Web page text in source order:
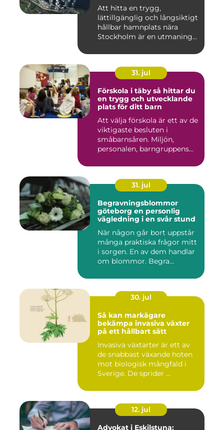
Att hitta en trygg,
lättillgänglig och långsiktigt
hållbar hamnplats nära
Stockholm är en utmaning
31. jul
Förskola i täby så hittar du
en trygg och utvecklande
plats för ditt barn
Att välja förskola är ett av de
viktigaste besluten i
småbarnsåren. Miljön,
personalen, barngruppens...
31. jul
Begravningsblommor
göteborg en personlig
vägledning i en svår stund
När någon går bort uppstår
många praktiska frågor mitt
i sorgen. En av dem handlar
om blommor. Begra...
30. jul
Så kan markägare
bekämpa invasiva växter
på ett hållbart sätt
Invasiva växtarter är ett av
de snabbast växande hoten
mot biologisk mångfald i
Sverige. De sprider ...
12. jul
Advokat i Eskilstuna: